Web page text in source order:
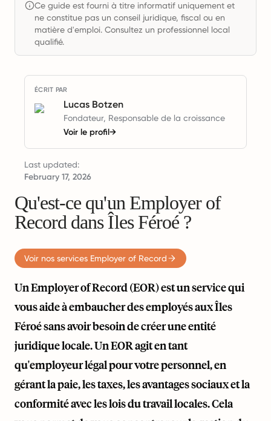
Ce guide est fourni à titre informatif uniquement et
ne constitue pas un conseil juridique, fiscal ou en
matière d'emploi. Consultez un professionnel local
qualifié.
ÉCRIT PAR
Lucas Botzen
Fondateur, Responsable de la croissance
Voir le profil→
Last updated:
February 17, 2026
Qu'est-ce qu'un Employer of
Record dans Îles Féroé ?
Voir nos services Employer of Record
Un Employer of Record (EOR) est un service qui
vous aide à embaucher des employés aux Îles
Féroé sans avoir besoin de créer une entité
juridique locale. Un EOR agit en tant
qu'employeur légal pour votre personnel, en
gérant la paie, les taxes, les avantages sociaux et la
conformité avec les lois du travail locales. Cela